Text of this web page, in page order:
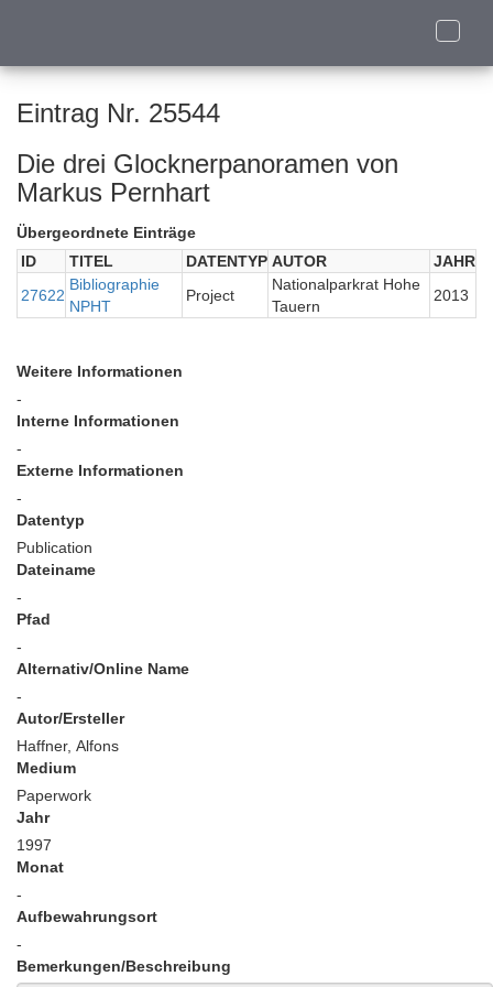
Toggle
Eintrag Nr. 25544
Die drei Glocknerpanoramen von
Markus Pernhart
Übergeordnete Einträge
ID
TITEL DATENTYP AUTOR
JAHR
27622
Bibliographie
NPHT
Project
Nationalparkrat Hohe
Tauern
2013
Weitere Informationen
-
Interne Informationen
-
Externe Informationen
-
Datentyp
Publication
Dateiname
-
Pfad
-
Alternativ/Online Name
-
Autor/Ersteller
Haffner, Alfons
Medium
Paperwork
Jahr
1997
Monat
-
Aufbewahrungsort
-
Bemerkungen/Beschreibung